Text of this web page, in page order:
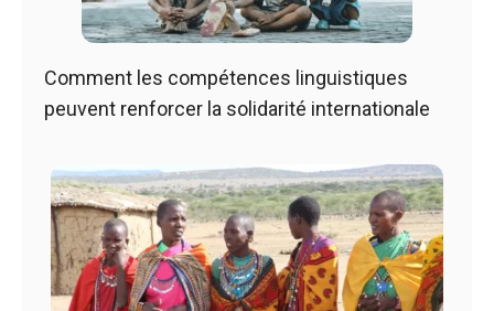
Comment les compétences linguistiques
peuvent renforcer la solidarité internationale